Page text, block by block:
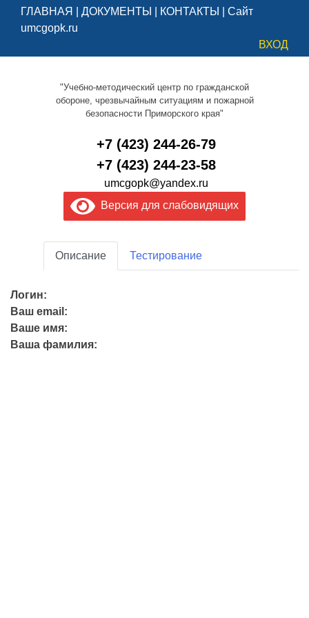
ГЛАВНАЯ ДОКУМЕНТЫ КОНТАКТЫ
Сайт
umcgopk.ru
ВХОД
"Учебно-методический центр по гражданской
обороне, чрезвычайным ситуациям и пожарной
безопасности Приморского края"
+7 (423) 244-26-79
+7 (423) 244-23-58
umcgopk@yandex.ru
Версия для слабовидящих
Описание Тестирование
Логин:
Ваш email:
Ваше имя:
Ваша фамилия: